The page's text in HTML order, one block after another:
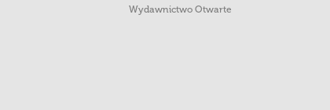
Wydawnictwo Otwarte